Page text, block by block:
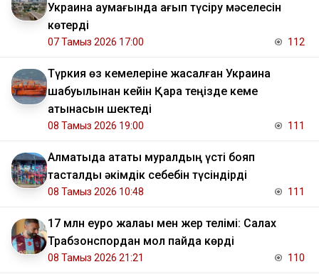
Украина аумағында қағып түсіру мәселесін
көтерді
07 Тамыз 2026 17:00 112
Түркия өз кемелеріне жасалған Украина
шабуылынан кейін Қара теңізде кеме
қатынасын шектеді
08 Тамыз 2026 19:00 111
Алматыда атақты муралдың үсті бояп
тасталды әкімдік себебін түсіндірді
08 Тамыз 2026 10:48 111
17 млн еуро жалақы мен жер телімі: Салах
Трабзонспордан мол пайда көрді
08 Тамыз 2026 21:21 110